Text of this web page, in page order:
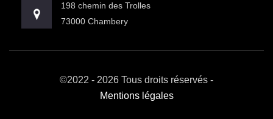
198 chemin des Trolles
73000 Chambery
©2022 - 2026 Tous droits réservés -
Mentions légales